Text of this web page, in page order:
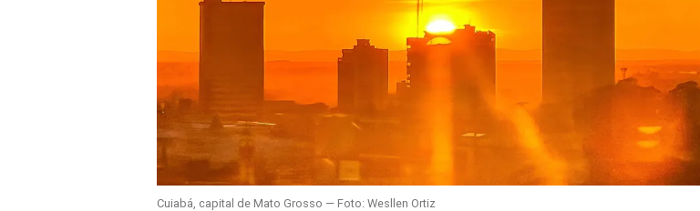
Cuiabá, capital de Mato Grosso — Foto: Wesllen Ortiz